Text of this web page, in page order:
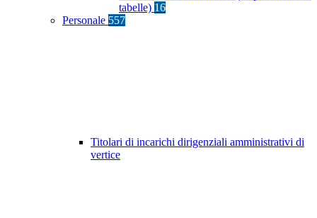
tabelle) 16
Personale 557
Titolari di incarichi dirigenziali amministrativi di
vertice